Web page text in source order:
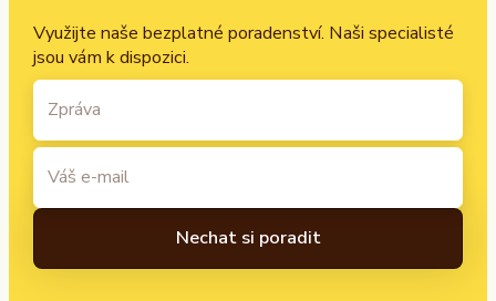
Využijte naše bezplatné poradenství. Naši specialisté
jsou vám k dispozici.